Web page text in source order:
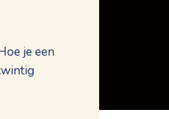
je een